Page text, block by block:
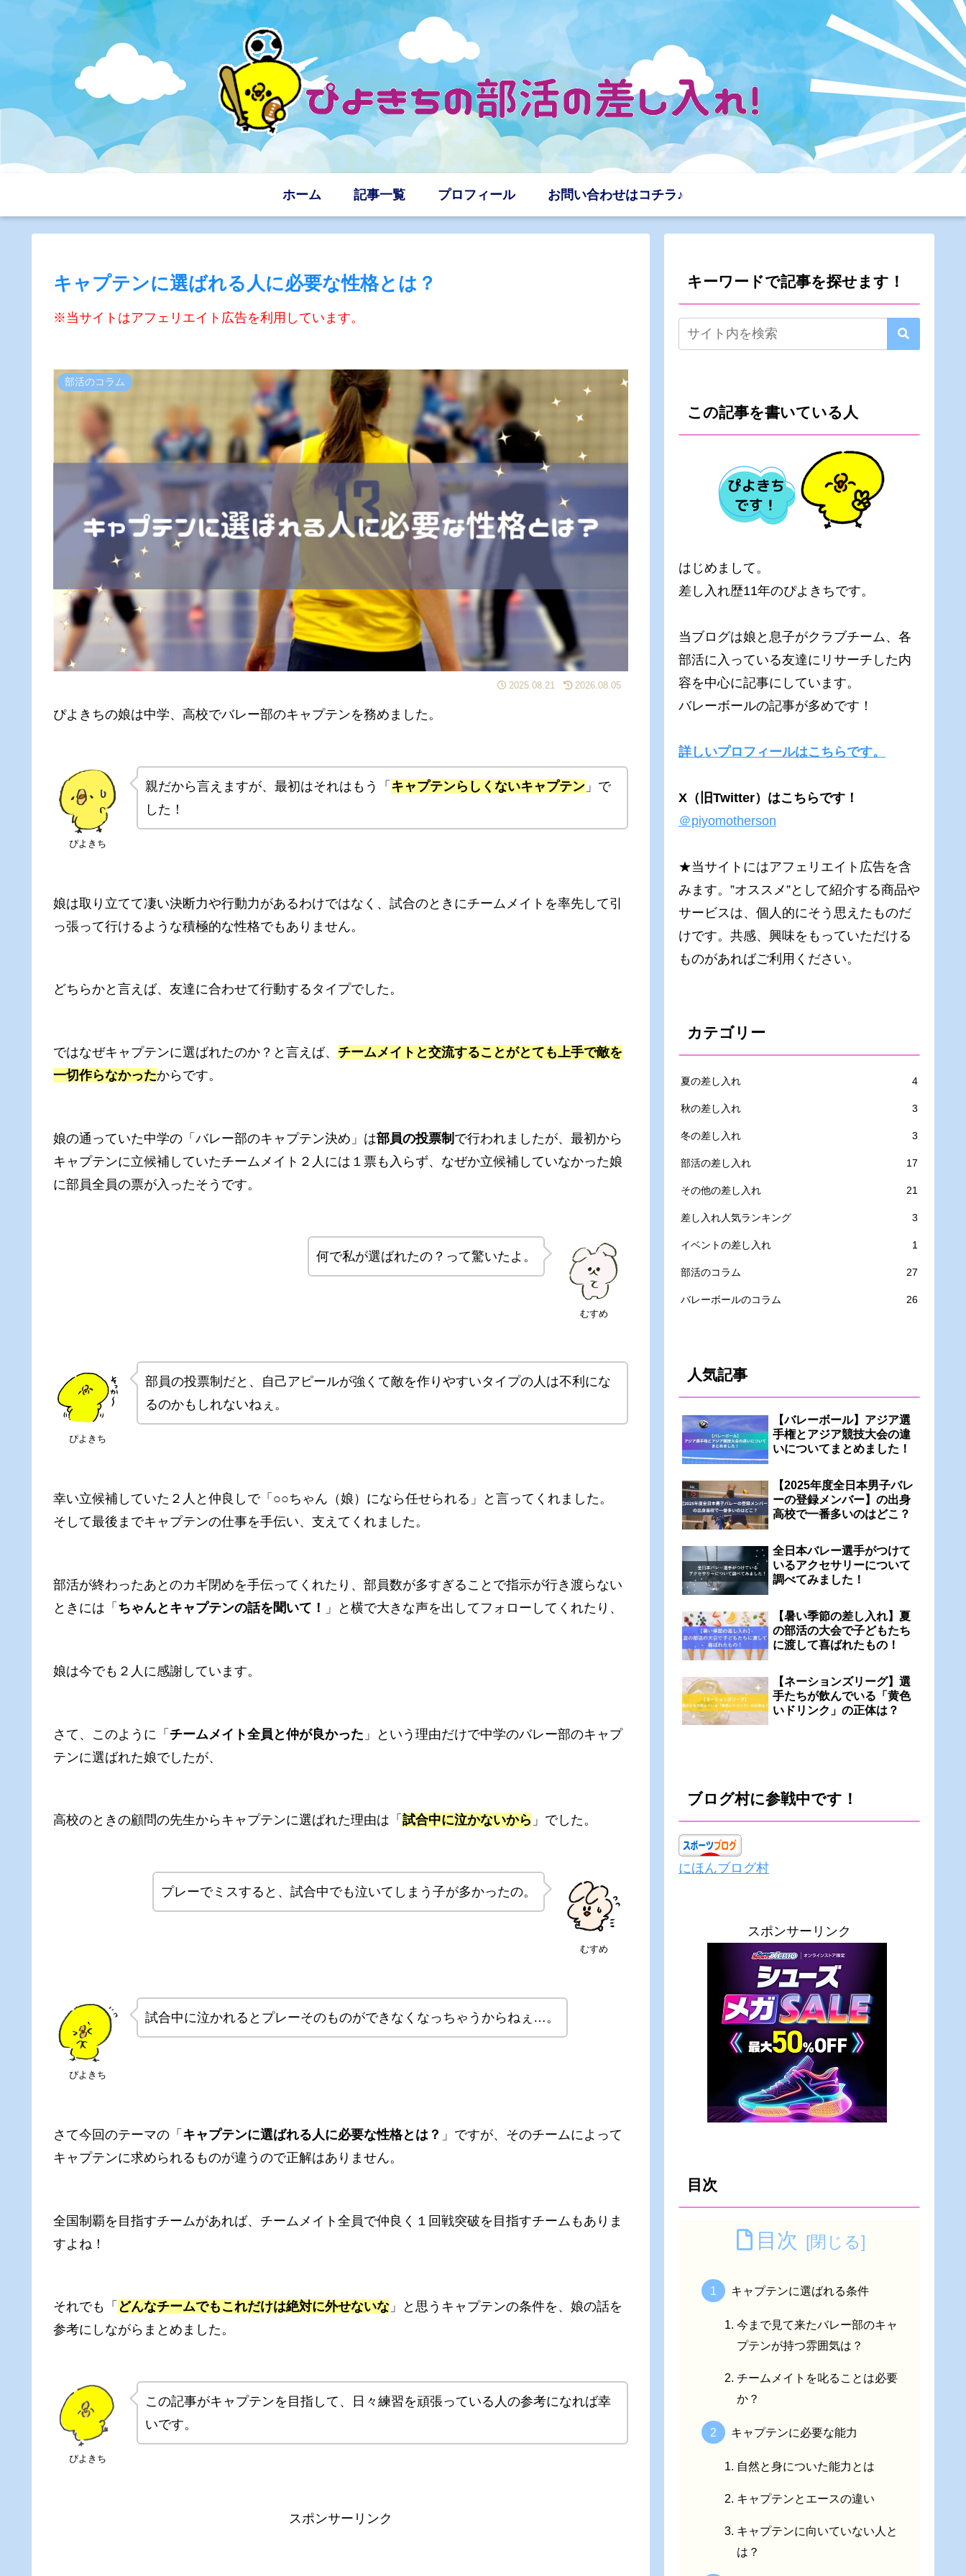
ホーム 記事一覧 プロフィール お問い合わせはコチラ♪
キャプテンに選ばれる人に必要な性格とは？
※当サイトはアフェリエイト広告を利用しています。
部活のコラム
2025.08.21 2026.08.05
ぴよきちの娘は中学、高校でバレー部のキャプテンを務めました。
ぴよきち
親だから言えますが、最初はそれはもう「 キャプテンらしくないキャプテン 」で
した！
娘は取り立てて凄い決断力や行動力があるわけではなく、試合のときにチームメイトを率先して引
っ張って行けるような積極的な性格でもありません。
どちらかと言えば、友達に合わせて行動するタイプでした。
ではなぜキャプテンに選ばれたのか？と言えば、 チームメイトと交流することがとても上手で敵を
一切作らなかったからです。
娘の通っていた中学の「バレー部のキャプテン決め」は部員の投票制 で行われましたが、最初から
キャプテンに立候補していたチームメイト２人には１票も入らず、なぜか立候補していなかった娘
に部員全員の票が入ったそうです。
むすめ
何で私が選ばれたの？って驚いたよ。
ぴよきち
部員の投票制だと、自己アピールが強くて敵を作りやすいタイプの人は不利にな
るのかもしれないねぇ。
幸い立候補していた２人と仲良しで「○○ちゃん（娘）になら任せられる」と言ってくれました。
そして最後までキャプテンの仕事を手伝い、支えてくれました。
部活が終わったあとのカギ閉めを手伝ってくれたり、部員数が多すぎることで指示が行き渡らない
ときには「 ちゃんとキャプテンの話を聞いて！ 」と横で大きな声を出してフォローしてくれたり、
娘は今でも２人に感謝しています。
さて、このように「 チームメイト全員と仲が良かった 」という理由だけで中学のバレー部のキャプ
テンに選ばれた娘でしたが、
高校のときの顧問の先生からキャプテンに選ばれた理由は「 試合中に泣かないから 」でした。
むすめ
プレーでミスすると、試合中でも泣いてしまう子が多かったの。
ぴよきち
試合中に泣かれるとプレーそのものができなくなっちゃうからねぇ…。
さて今回のテーマの「 キャプテンに選ばれる人に必要な性格とは？ 」ですが、そのチームによって
キャプテンに求められるものが違うので正解はありません。
全国制覇を目指すチームがあれば、チームメイト全員で仲良く１回戦突破を目指すチームもありま
すよね！
それでも「 どんなチームでもこれだけは絶対に外せないな 」と思うキャプテンの条件を、娘の話を
参考にしながらまとめました。
ぴよきち
この記事がキャプテンを目指して、日々練習を頑張っている人の参考になれば幸
いです。
スポンサーリンク
キーワードで記事を探せます！
この記事を書いている人
はじめまして。
差し入れ歴11年のぴよきちです。
当ブログは娘と息子がクラブチーム、各
部活に入っている友達にリサーチした内
容を中心に記事にしています。
バレーボールの記事が多めです！
詳しいプロフィールはこちらです。
X（旧Twitter）はこちらです！
＠piyomotherson
★当サイトにはアフェリエイト広告を含
みます。”オススメ”として紹介する商品や
サービスは、個人的にそう思えたものだ
けです。共感、興味をもっていただける
ものがあればご利用ください。
カテゴリー
夏の差し入れ 4
秋の差し入れ 3
冬の差し入れ 3
部活の差し入れ 17
その他の差し入れ 21
差し入れ人気ランキング 3
イベントの差し入れ 1
部活のコラム 27
バレーボールのコラム 26
人気記事
【バレーボール】アジア選
手権とアジア競技大会の違
いについてまとめました！
【2025年度全日本男子バレ
ーの登録メンバー】の出身
高校で一番多いのはどこ？
全日本バレー選手がつけて
いるアクセサリーについて
調べてみました！
【暑い季節の差し入れ】夏
の部活の大会で子どもたち
に渡して喜ばれたもの！
【ネーションズリーグ】選
手たちが飲んでいる「黄色
いドリンク」の正体は？
ブログ村に参戦中です！
にほんブログ村
スポンサーリンク
目次
目次
キャプテンに選ばれる条件
今まで見て来たバレー部のキャ
プテンが持つ雰囲気は？
チームメイトを叱ることは必要
か？
キャプテンに必要な能力
自然と身についた能力とは
キャプテンとエースの違い
キャプテンに向いていない人と
は？